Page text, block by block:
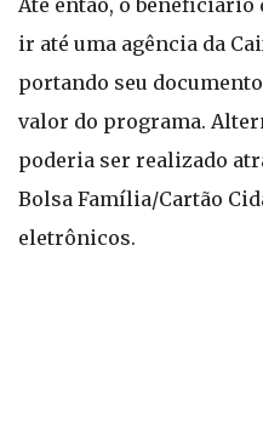
Até então, o
ir até uma agência da
portando seu
valor do programa.
poderia ser realizado
Bolsa Família/Cartão
eletrônicos.